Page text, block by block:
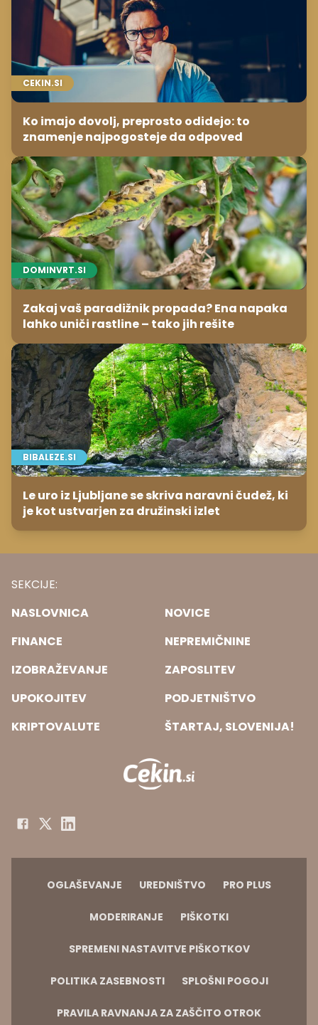
CEKIN.SI
Ko imajo dovolj, preprosto odidejo: to
znamenje najpogosteje da odpoved
DOMINVRT.SI
Zakaj vaš paradižnik propada? Ena napaka
lahko uniči rastline – tako jih rešite
BIBALEZE.SI
Le uro iz Ljubljane se skriva naravni čudež, ki
je kot ustvarjen za družinski izlet
SEKCIJE:
NASLOVNICA
NOVICE
FINANCE
NEPREMIČNINE
IZOBRAŽEVANJE
ZAPOSLITEV
UPOKOJITEV
PODJETNIŠTVO
KRIPTOVALUTE
ŠTARTAJ, SLOVENIJA!
OGLAŠEVANJE UREDNIŠTVO PRO PLUS
MODERIRANJE PIŠKOTKI
SPREMENI NASTAVITVE PIŠKOTKOV
POLITIKA ZASEBNOSTI SPLOŠNI POGOJI
PRAVILA RAVNANJA ZA ZAŠČITO OTROK